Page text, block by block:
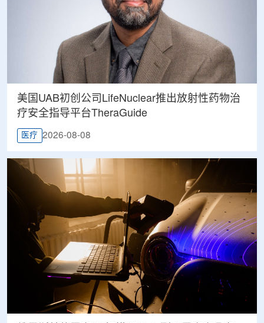
美国UAB初创公司LifeNuclear推出放射性药物治
疗安全指导平台TheraGuide
医疗 2026-08-08